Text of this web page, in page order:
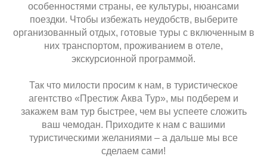
подготовку к поездке – на ознакомление с
особенностями страны, ее культуры, нюансами
поездки. Чтобы избежать неудобств, выберите
организованный отдых, готовые туры с включенным в
них транспортом, проживанием в отеле,
Так что милости просим к нам, в туристическое
агентство «Престиж Аква Тур», мы подберем и
закажем вам тур быстрее, чем вы успеете сложить
ваш чемодан. Приходите к нам с вашими
туристическими желаниями – а дальше мы все